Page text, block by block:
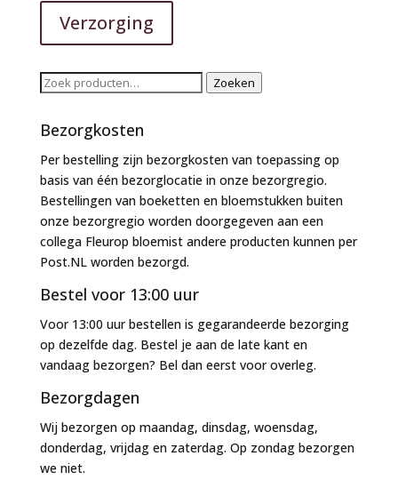
Verzorging
Zoeken
Zoeken
Bezorgkosten
Per bestelling zijn bezorgkosten van toepassing op
basis van één bezorglocatie in onze bezorgregio.
Bestellingen van boeketten en bloemstukken buiten
onze bezorgregio worden doorgegeven aan een
collega Fleurop bloemist andere producten kunnen per
Post.NL worden bezorgd.
Bestel voor 13:00 uur
Voor 13:00 uur bestellen is gegarandeerde bezorging
op dezelfde dag. Bestel je aan de late kant en
vandaag bezorgen? Bel dan eerst voor overleg.
Bezorgdagen
Wij bezorgen op maandag, dinsdag, woensdag,
donderdag, vrijdag en zaterdag. Op zondag bezorgen
we niet.